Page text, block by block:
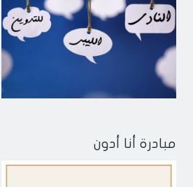
مبادرة أنا أدون